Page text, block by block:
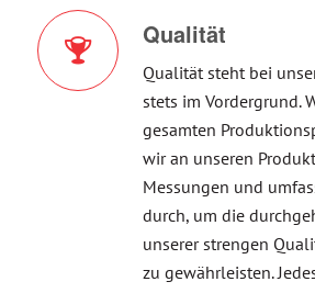
Qualität
Qualität steht bei
stets im Vordergrund.
gesamten
wir an unseren
Messungen und
durch, um die
unserer strengen
zu gewährleisten.